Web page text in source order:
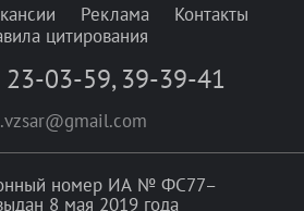
Реклама
Контакты
цитирования
23-03-59, 39-39-41
номер ИА № ФС77–
8 мая 2019 года